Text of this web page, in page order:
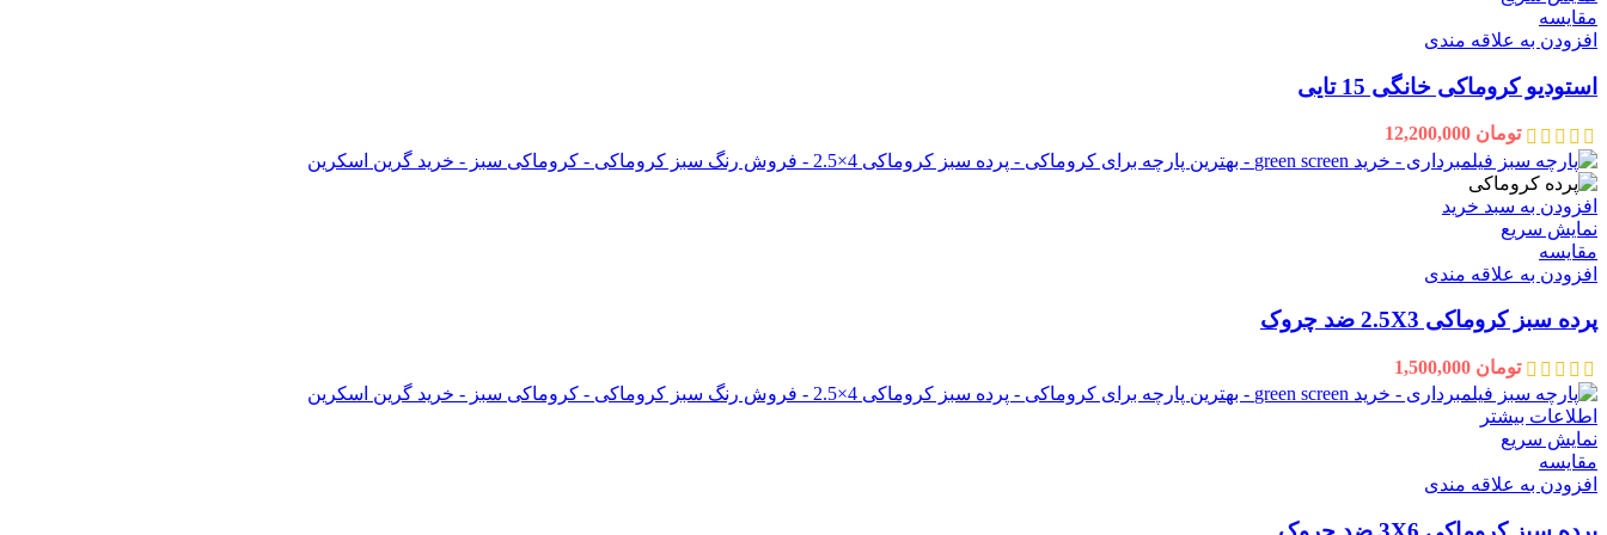
مقايسه
افزودن به علاقه مندی
استودیو کروماکی خانگی 15 تایی
تومان
افزودن به سبد خرید
نمایش سریع
مقايسه
افزودن به علاقه مندی
پرده سبز کروماکی 2.5X3 ضد چروک
تومان
اطلاعات بیشتر
نمایش سریع
مقايسه
افزودن به علاقه مندی